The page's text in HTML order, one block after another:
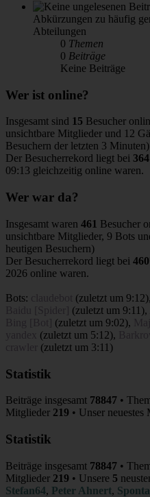
Abkürzungen zu häufig
Abteilungen
0 Themen
0 Beiträge
Keine Beiträge
Wer ist online?
Insgesamt sind 15 Besucher
unsichtbare Mitglieder und 12
Besuchern der letzten 3 Minuten)
Der Besucherrekord liegt bei 364
09:13 gleichzeitig online waren.
Wer war da?
Insgesamt waren 461 Besucher
unsichtbare Mitglieder, 9 Bots
heutigen Besuchern)
Der Besucherrekord liegt bei
2026 online waren.
Bots: (zuletzt um 9:12),
(zuletzt um 9:11 ),
(zuletzt um 9:02),
(zuletzt um 5:12),
(zuletzt um 3:11 )
Statistik
Beiträge insgesamt 78847 •
Mitglieder 219 • Unser neuestes
Statistik
Beiträge insgesamt 78847 •
Mitglieder 219 • Unsere 5
Stefan64, Peter Ahnert,